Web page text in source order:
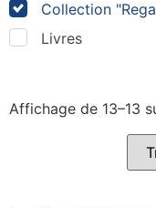
Collection
Livres
Affichage de 13–13